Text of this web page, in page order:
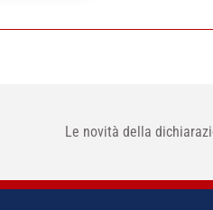
Le novità della